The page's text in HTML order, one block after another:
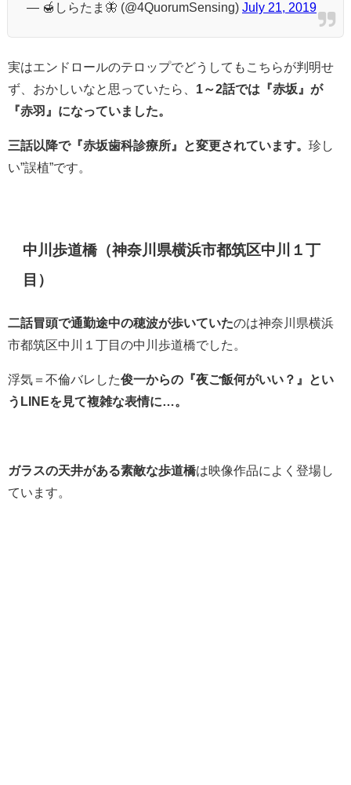
— 🍯しらたま🦋 (@4QuorumSensing) July 21, 2019
実はエンドロールのテロップでどうしてもこちらが判明せ
ず、おかしいなと思っていたら、 1～2話では『赤坂』が
『赤羽』になっていました。
三話以降で『赤坂歯科診療所』と変更されています。 珍し
い”誤植”です。
中川歩道橋（神奈川県横浜市都筑区中川１丁
目）
二話冒頭で通勤途中の穂波が歩いていたのは神奈川県横浜
市都筑区中川１丁目の中川歩道橋でした。
浮気＝不倫バレした俊一からの『夜ご飯何がいい？』とい
うLINEを見て複雑な表情に…。
ガラスの天井がある素敵な歩道橋は映像作品によく登場し
ています。